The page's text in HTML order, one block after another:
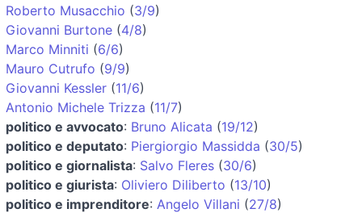
Roberto Musacchio (3/9)
Giovanni Burtone (4/8)
Marco Minniti (6/6)
Mauro Cutrufo (9/9)
Giovanni Kessler (11/6)
Antonio Michele Trizza (11/7)
politico e avvocato: Bruno Alicata (19/12)
politico e deputato: Piergiorgio Massidda (30/5)
politico e giornalista: Salvo Fleres (30/6)
politico e giurista: Oliviero Diliberto (13/10)
politico e imprenditore: Angelo Villani (27/8)